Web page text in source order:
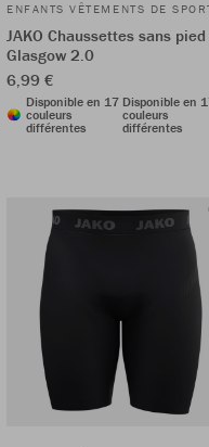
ENFANTS VÊTEMENTS DE
JAKO Chaussettes sans pied
Glasgow 2.0
6,99 €
Disponible en 17
couleurs
différentes
Disponible en
couleurs
différentes